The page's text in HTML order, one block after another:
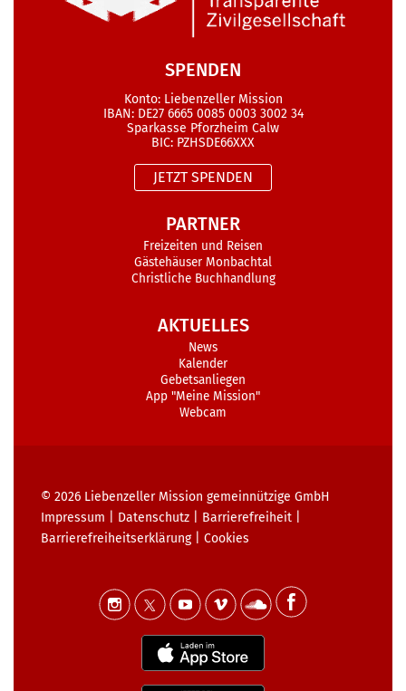
SPENDEN
Konto: Liebenzeller Mission
IBAN: DE27 6665 0085 0003 3002 34
Sparkasse Pforzheim Calw
BIC: PZHSDE66XXX
JETZT SPENDEN
PARTNER
Freizeiten und Reisen
Gästehäuser Monbachtal
Christliche Buchhandlung
AKTUELLES
News
Kalender
Gebetsanliegen
App "Meine Mission"
Webcam
© 2026 Liebenzeller Mission gemeinnützige GmbH
Impressum
Datenschutz Barrierefreiheit
Barrierefreiheits­erklärung| Cookies